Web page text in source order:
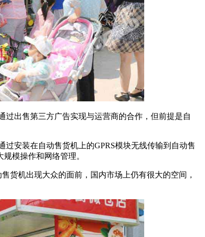
出售第三方广告实现与运营商的合作，但前提是自
安装在自动售货机上的GPRS模块无线传输到自动售
模操作和网络管理。
货机出现大众的面前，国内市场上仍有很大的空间，